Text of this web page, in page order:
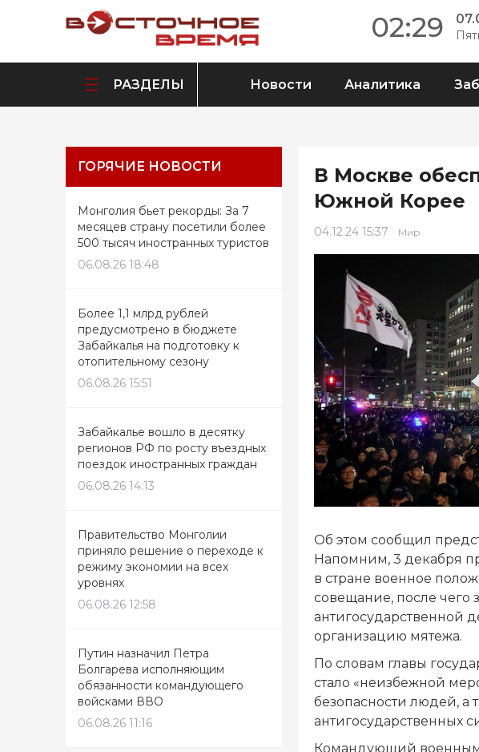
02:29
РАЗДЕЛЫ Новости Аналитика
ГОРЯЧИЕ НОВОСТИ
Монголия бьет рекорды: За 7
месяцев страну посетили более
500 тысяч иностранных туристов
06.08.26 18:48
Более 1,1 млрд рублей
предусмотрено в бюджете
Забайкалья на подготовку к
отопительному сезону
06.08.26 15:51
Забайкалье вошло в десятку
регионов РФ по росту въездных
поездок иностранных граждан
06.08.26 14:13
Правительство Монголии
приняло решение о переходе к
режиму экономии на всех
уровнях
06.08.26 12:58
Путин назначил Петра
Болгарева исполняющим
обязанности командующего
войсками ВВО
06.08.26 11:16
В Москве
Южной Корее
04.12.24 15:37 Мир
Об этом сообщил
Напомним, 3 декабря
в стране военное
совещание, после
антигосударственной
организацию мятежа.
По словам главы
стало «неизбежной
безопасности людей, а
антигосударственных
Командующий